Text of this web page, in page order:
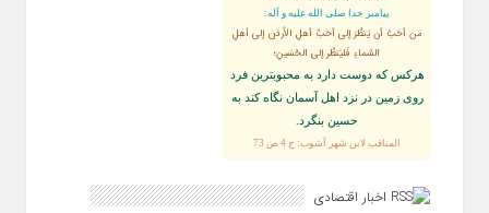
پيامبر خدا صلى الله عليه و آله:
مَن أحَبَّ أن يَنظُرَ إلى أحَبِّ أهلِ الأرضِ إلى أهلِ
السَّماءِ فَليَنظُر إلى الحُسَينِ؛
هركس كه دوست دارد به محبوبترين فرد
روى زمين در نزد اهل آسمان نگاه كند به
حسين بنگرد.
المناقب لابن شهر آشوب: ج 4 ص 73
اخبار اقتصادی